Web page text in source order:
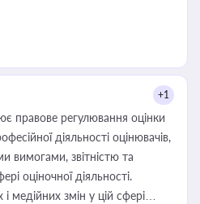
+1
правове регулювання оцінки
діяльності оцінювачів,
вимогами, звітністю та
оціночної діяльності.
медійних змін у цій сфері